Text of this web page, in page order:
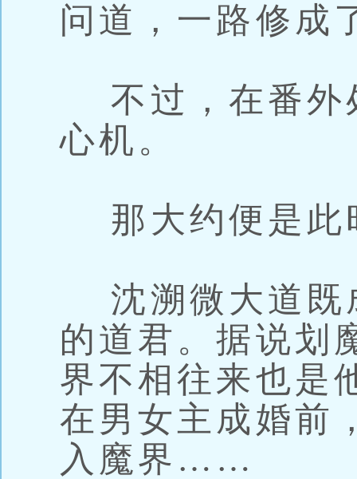
问道，一路修成
不过，在番外
心机。
那大约便是此
沈溯微大道既
的道君。据说划
界不相往来也是
在男女主成婚前
入魔界……